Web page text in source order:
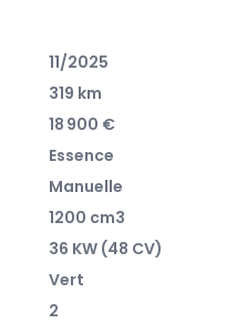
11/2025
319 km
18 900 €
Essence
Manuelle
1200 cm3
36 KW (48 CV)
Vert
2